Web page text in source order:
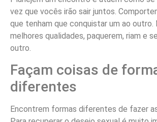
vez que vocês irão sair juntos.
que tenham que conquistar um ao outro.
melhores qualidades, paquerem, riam e
outro.
Façam coisas de
diferentes
Encontrem formas diferentes de fazer